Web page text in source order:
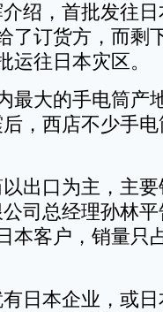
绍，首批发往
了订货方，而剩
运往日本灾区。
大的手电筒产
，西店不少手
出口为主，主要
司总经理孙林
本客户，销量只
日本企业，或日